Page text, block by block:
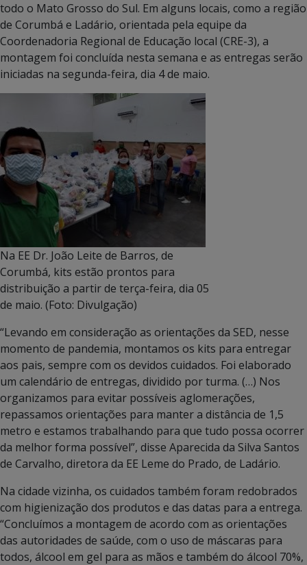
todo o Mato Grosso do Sul. Em alguns locais, como a região
de Corumbá e Ladário, orientada pela equipe da
Coordenadoria Regional de Educação local (CRE-3), a
montagem foi concluída nesta semana e as entregas serão
iniciadas na segunda-feira, dia 4 de maio.
Na EE Dr. João Leite de Barros, de
Corumbá, kits estão prontos para
distribuição a partir de terça-feira, dia 05
de maio. (Foto: Divulgação)
“Levando em consideração as orientações da SED, nesse
momento de pandemia, montamos os kits para entregar
aos pais, sempre com os devidos cuidados. Foi elaborado
um calendário de entregas, dividido por turma. (…) Nos
organizamos para evitar possíveis aglomerações,
repassamos orientações para manter a distância de 1,5
metro e estamos trabalhando para que tudo possa ocorrer
da melhor forma possível”, disse Aparecida da Silva Santos
de Carvalho, diretora da EE Leme do Prado, de Ladário.
Na cidade vizinha, os cuidados também foram redobrados
com higienização dos produtos e das datas para a entrega.
“Concluímos a montagem de acordo com as orientações
das autoridades de saúde, com o uso de máscaras para
todos, álcool em gel para as mãos e também do álcool 70%,